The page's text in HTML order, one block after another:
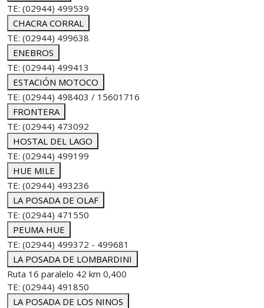
TE: (02944) 499539
CHACRA CORRAL
TE: (02944) 499638
ENEBROS
TE: (02944) 499413
ESTACIÓN MOTOCO
TE: (02944) 498403 / 15601716
FRONTERA
TE: (02944) 473092
HOSTAL DEL LAGO
TE: (02944) 499199
HUE MILE
TE: (02944) 493236
LA POSADA DE OLAF
TE: (02944) 471550
PEUMA HUE
TE: (02944) 499372 - 499681
LA POSADA DE LOMBARDINI
Ruta 16 paralelo 42 km 0,400
TE: (02944) 491850
LA POSADA DE LOS NINOS